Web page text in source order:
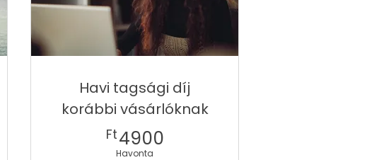
Havi tagsági díj
korábbi vásárlóknak
Ft4900
Havonta